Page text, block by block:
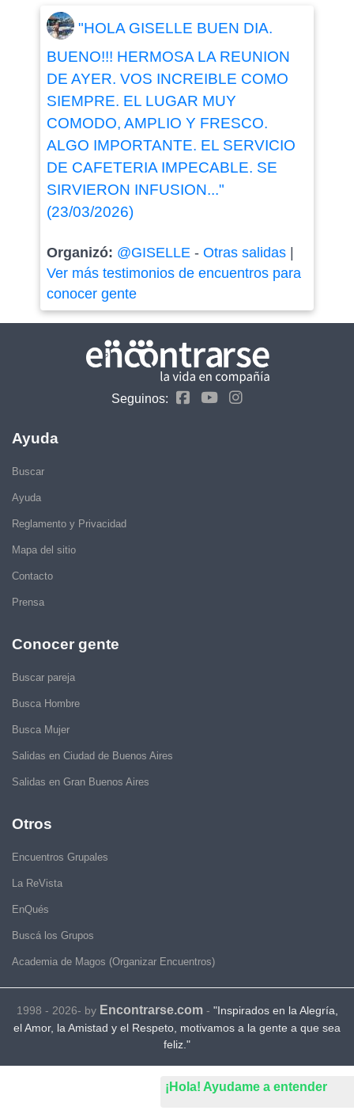
¡Hola! Ayudame a entender
"HOLA GISELLE BUEN DIA.
BUENO!!! HERMOSA LA REUNION
DE AYER. VOS INCREIBLE COMO
SIEMPRE. EL LUGAR MUY
COMODO, AMPLIO Y FRESCO.
ALGO IMPORTANTE. EL SERVICIO
DE CAFETERIA IMPECABLE. SE
SIRVIERON INFUSION..."
(23/03/2026)
Organizó: @GISELLE- Otras salidas|
Ver más testimonios de encuentros para
conocer gente
Seguinos:
Ayuda
Buscar
Ayuda
Reglamento y Privacidad
Mapa del sitio
Contacto
Prensa
Conocer gente
Buscar pareja
Busca Hombre
Busca Mujer
Salidas en Ciudad de Buenos Aires
Salidas en Gran Buenos Aires
Otros
Encuentros Grupales
La ReVista
EnQués
Buscá los Grupos
Academia de Magos (Organizar Encuentros)
1998 - 2026- by Encontrarse.com- "Inspirados en la Alegría,
el Amor, la Amistad y el Respeto, motivamos a la gente a que sea
feliz."